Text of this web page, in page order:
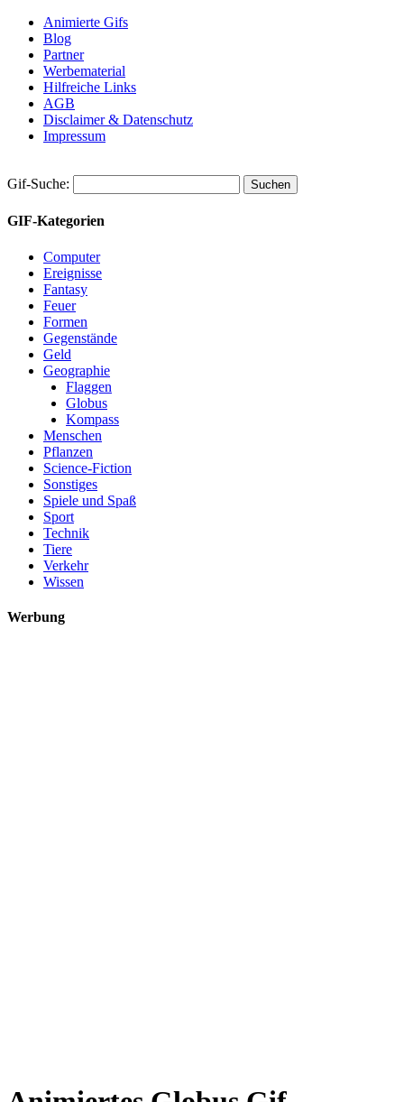
Animierte Gifs
Blog
Partner
Werbematerial
Hilfreiche Links
AGB
Disclaimer & Datenschutz
Impressum
Gif-Suche:
GIF-Kategorien
Computer
Ereignisse
Fantasy
Feuer
Formen
Gegenstände
Geld
Geographie
Flaggen
Globus
Kompass
Menschen
Pflanzen
Science-Fiction
Sonstiges
Spiele und Spaß
Sport
Technik
Tiere
Verkehr
Wissen
Werbung